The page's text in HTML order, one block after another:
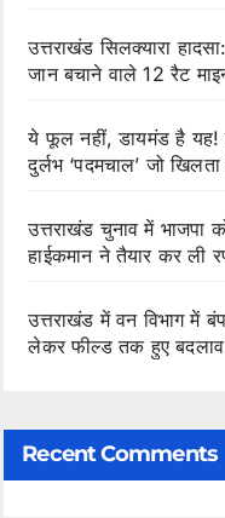
उत्तराखंड सिलक्यारा
जान बचाने वाले 12 रैट
ये फूल नहीं, डायमंड है यह!
दुर्लभ ‘पदमचाल’ जो
उत्तराखंड चुनाव में भाजपा
हाईकमान ने तैयार कर ली
उत्तराखंड में वन विभाग में
लेकर फील्ड तक हुए
Recent Comments